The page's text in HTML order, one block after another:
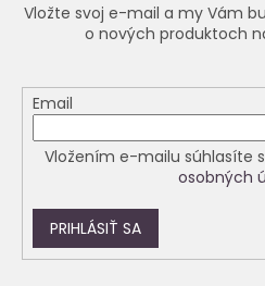
Vložte svoj e-mail a my Vám
o nových produktoch
Email
Vložením e-mailu súhlasíte s
osobných
PRIHLÁSIŤ SA